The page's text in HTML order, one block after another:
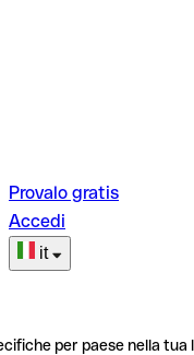
Provalo gratis
Accedi
it
per paese nella tua